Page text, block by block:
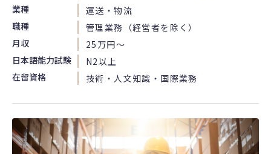
業種
運送・物流
職種
管理業務（経営者を除く）
月収
25万円〜
日本語能力試験
N2以上
在留資格
技術・人文知識・国際業務